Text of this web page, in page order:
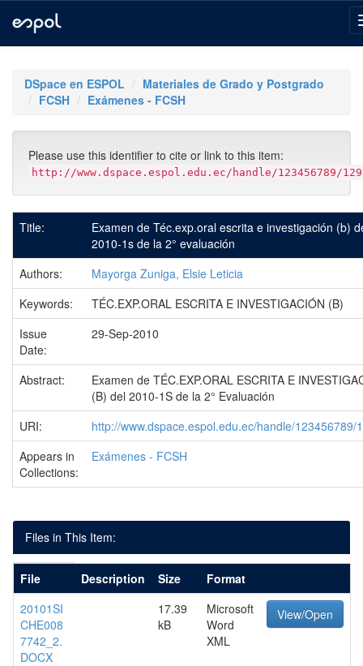
navigationDSpace en ESPOL
Materiales de Grado y Postgrado
FCSH
Exámenes - FCSH
Please use this identifier to cite or link to this item:
http://www.dspace.espol.edu.ec/handle/123456789/
Title:
Examen de Téc.exp.oral escrita e investigación (b)
2010-1s de la 2° evaluación
Authors:
Mayorga Zuniga, Elsie Leticia
Keywords:
TÉC.EXP.ORAL ESCRITA E INVESTIGACIÓN (B)
Issue
Date:
29-Sep-2010
Abstract:
Examen de TÉC.EXP.ORAL ESCRITA E
(B) del 2010-1S de la 2° Evaluación
URI:
http://www.dspace.espol.edu.ec/handle/123456789/
Appears in
Collections:
Exámenes - FCSH
Files in This Item:
File Description Size
Format
20101SI
CHE008
7742_2.
DOCX
17.39
kB
Microsoft
Word
XML
View/Open